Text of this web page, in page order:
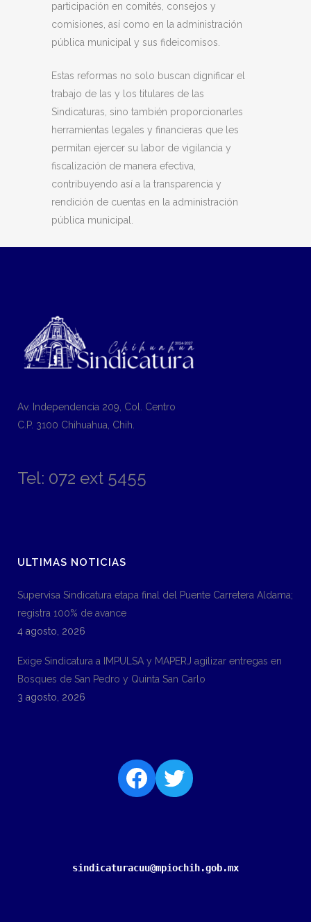
participación en comités, consejos y
comisiones, así como en la administración
pública municipal y sus fideicomisos.
Estas reformas no solo buscan dignificar el
trabajo de las y los titulares de las
Sindicaturas, sino también proporcionarles
herramientas legales y financieras que les
permitan ejercer su labor de vigilancia y
fiscalización de manera efectiva,
contribuyendo así a la transparencia y
rendición de cuentas en la administración
pública municipal.
Av. Independencia 209, Col. Centro
C.P. 3100 Chihuahua, Chih.
Tel: 072 ext 5455
ULTIMAS NOTICIAS
Supervisa Sindicatura etapa final del Puente Carretera Aldama;
registra 100% de avance
4 agosto, 2026
Exige Sindicatura a IMPULSA y MAPERJ agilizar entregas en
Bosques de San Pedro y Quinta San Carlo
3 agosto, 2026
sindicaturacuu@mpiochih.gob.mx